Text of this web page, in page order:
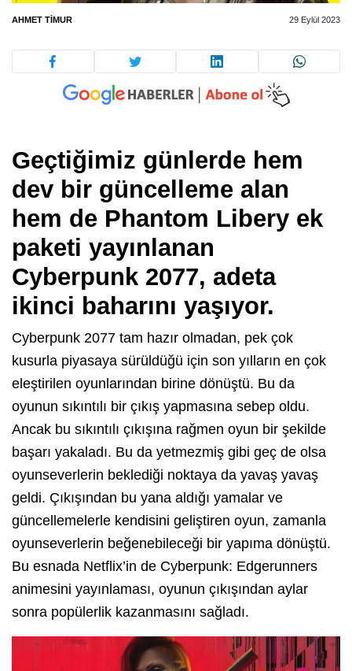
AHMET TIMUR 29 Eylül 2023
Geçtiğimiz günlerde hem
dev bir güncelleme alan
hem de Phantom Libery ek
paketi yayınlanan
Cyberpunk 2077, adeta
ikinci baharını yaşıyor.
Cyberpunk 2077 tam hazır olmadan, pek çok
kusurla piyasaya sürüldüğü için son yılların en çok
eleştirilen oyunlarından birine dönüştü. Bu da
oyunun sıkıntılı bir çıkış yapmasına sebep oldu.
Ancak bu sıkıntılı çıkışına rağmen oyun bir şekilde
başarı yakaladı. Bu da yetmezmiş gibi geç de olsa
oyunseverlerin beklediği noktaya da yavaş yavaş
geldi. Çıkışından bu yana aldığı yamalar ve
güncellemelerle kendisini geliştiren oyun, zamanla
oyunseverlerin beğenebileceği bir yapıma dönüştü.
Bu esnada Netflix’in de Cyberpunk: Edgerunners
animesini yayınlaması, oyunun çıkışından aylar
sonra popülerlik kazanmasını sağladı.